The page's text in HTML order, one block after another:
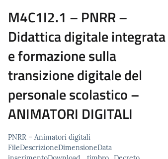
M4C1I2.1 – PNRR –
Didattica digitale integrata
e formazione sulla
transizione digitale del
personale scolastico –
ANIMATORI DIGITALI
PNRR – Animatori digitali
FileDescrizioneDimensioneData